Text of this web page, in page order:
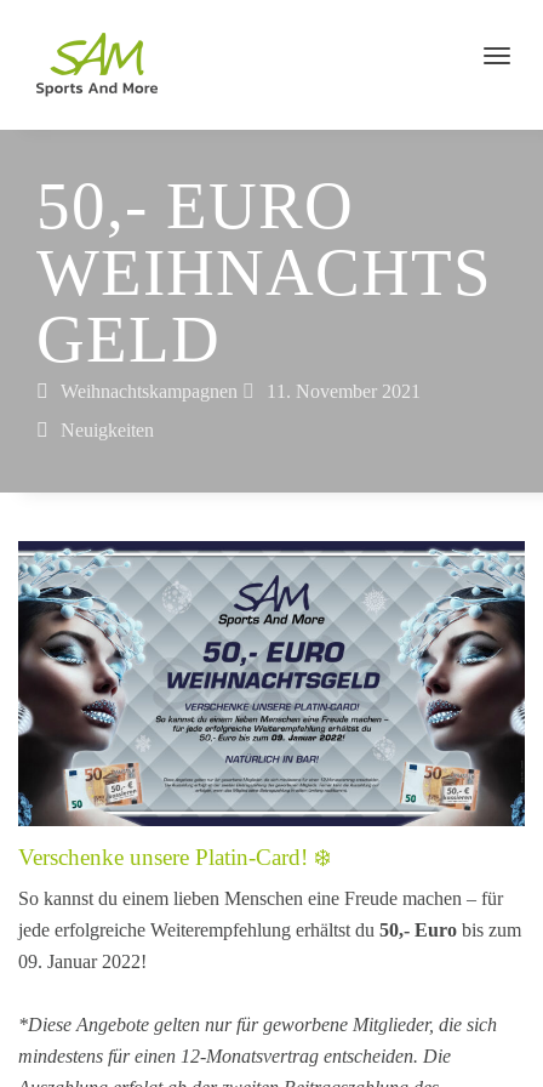
50,- EURO
WEIHNACHTS
GELD
Weihnachtskampagnen
11. November 2021
Neuigkeiten
Verschenke unsere Platin-Card! ❄️
So kannst du einem lieben Menschen eine Freude machen – für
jede erfolgreiche Weiterempfehlung erhältst du 50,- Euro bis zum
09. Januar 2022!
*Diese Angebote gelten nur für geworbene Mitglieder, die sich
mindestens für einen 12-Monatsvertrag entscheiden. Die